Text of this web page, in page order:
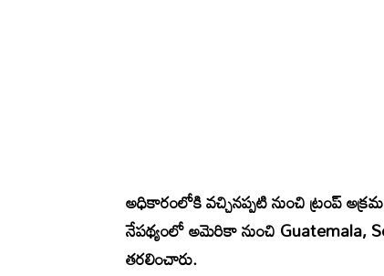
అధికారంలోకి వచ్చినప్పటి నుంచి ట్రంప్‌
నేపథ్యంలో అమెరికా నుంచిGuatemala,
తరలించారు.